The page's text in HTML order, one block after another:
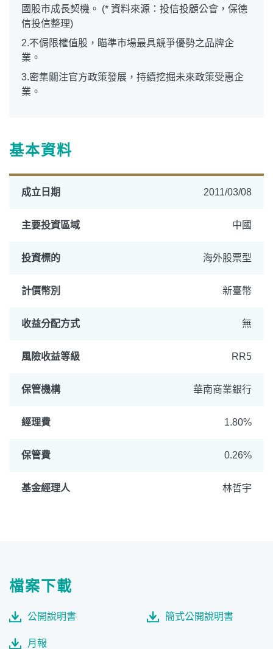
國股市成長契機。 (* 資料來源：投信投顧公會，保德
信投信整理)
2.不侷限權值股，瞄準市場最具競爭優勢之品牌企
業。
3.密集關注官方政策發展，持續挖掘未來政策受惠企
業。
基本資料
成立日期 2011/03/08
主要投資區域 中國
投資標的 海外股票型
計價幣別 新臺幣
收益分配方式 無
風險收益等級 RR5
保管機構 華南商業銀行
經理費 1.80%
保管費 0.26%
基金經理人 林哲宇
檔案下載
公開說明書 簡式公開說明書
月報